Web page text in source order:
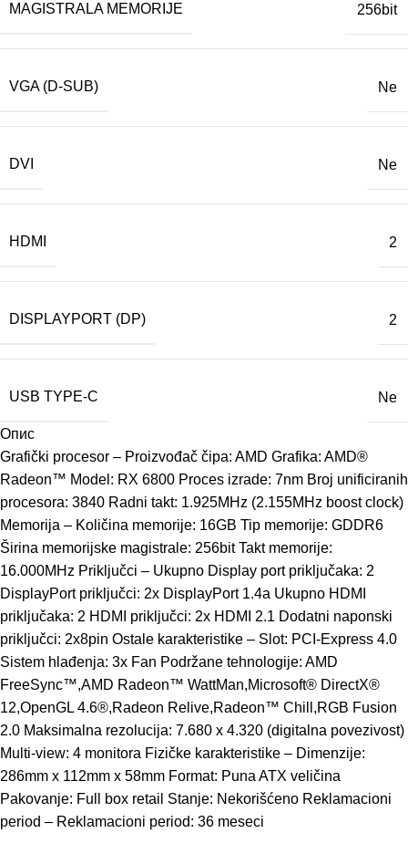
MAGISTRALA MEMORIJE 256bit
VGA (D-SUB) Ne
DVI Ne
HDMI 2
DISPLAYPORT (DP) 2
USB TYPE-C Ne
Опис
Grafički procesor – Proizvođač čipa: AMD Grafika: AMD®
Radeon™ Model: RX 6800 Proces izrade: 7nm Broj unificiranih
procesora: 3840 Radni takt: 1.925MHz (2.155MHz boost clock)
Memorija – Količina memorije: 16GB Tip memorije: GDDR6
Širina memorijske magistrale: 256bit Takt memorije:
16.000MHz Priključci – Ukupno Display port priključaka: 2
DisplayPort priključci: 2x DisplayPort 1.4a Ukupno HDMI
priključaka: 2 HDMI priključci: 2x HDMI 2.1 Dodatni naponski
priključci: 2x8pin Ostale karakteristike – Slot: PCI-Express 4.0
Sistem hlađenja: 3x Fan Podržane tehnologije: AMD
FreeSync™,AMD Radeon™ WattMan,Microsoft® DirectX®
12,OpenGL 4.6®,Radeon Relive,Radeon™ Chill,RGB Fusion
2.0 Maksimalna rezolucija: 7.680 x 4.320 (digitalna povezivost)
Multi-view: 4 monitora Fizičke karakteristike – Dimenzije:
286mm x 112mm x 58mm Format: Puna ATX veličina
Pakovanje: Full box retail Stanje: Nekorišćeno Reklamacioni
period – Reklamacioni period: 36 meseci